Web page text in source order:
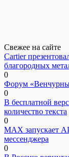
Свежее на сайте
Cartier
благородных
0
Форум
0
В бесплатной
количество текста
0
MAX запускает
мессенджера
0